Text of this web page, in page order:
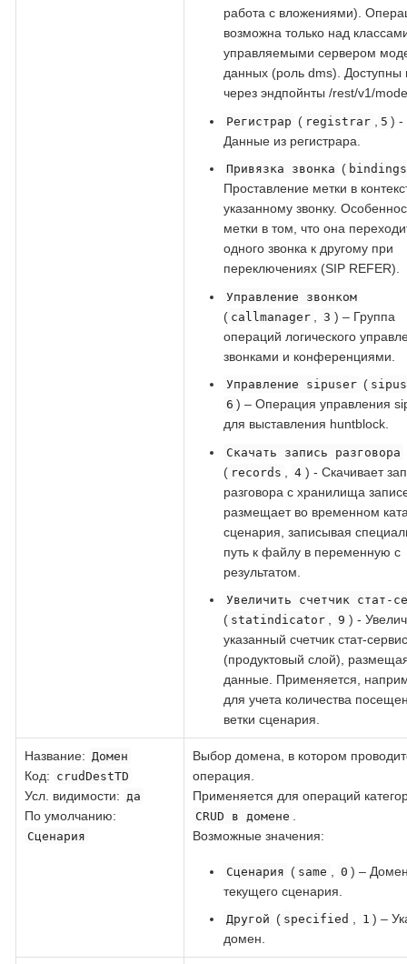
работа с вложениями).
возможна только над
управляемыми сервером
данных (роль dms). Доступны
через эндпойнты /rest/v1/
Регистрар ( registrar 5 ) -
Данные из регистрара.
Привязка звонка ( bindings
Проставление метки в
указанному звонку.
метки в том, что она
одного звонка к другому при
переключениях (SIP REFER).
Управление звонком
( callmanager 3 ) – Группа
операций логического
звонками и конференциями.
Управление sipuser (
6 ) – Операция управления
для выставления huntblock.
Скачать запись разговора
( records 4 ) - Скачивает
разговора с хранилища
размещает во временном
сценария, записывая
путь к файлу в переменную с
результатом.
Увеличить счетчик стат-
( statindicator 9 ) -
указанный счетчик стат-
(продуктовый слой),
данные. Применяется,
для учета количества
ветки сценария.
Название: Домен
Код: crudDestTD
Усл. видимости: да
По умолчанию:
Сценария
Выбор домена, в котором
операция.
Применяется для операций
CRUD в домене
Возможные значения:
Сценария ( same 0 ) –
текущего сценария.
Другой ( specified 1 ) –
домен.